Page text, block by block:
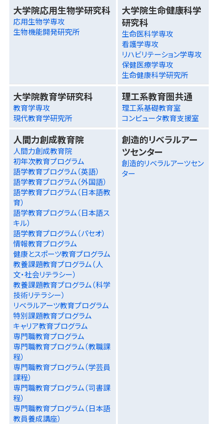
大学院応用生物学研究科
応用生物学専攻
生物機能開発研究所
大学院生命健康科学
研究科
生命医科学専攻
看護学専攻
リハビリテーション学専攻
保健医療学専攻
生命健康科学研究所
大学院教育学研究科
教育学専攻
現代教育学研究所
理工系教育圏共通
理工系基礎教育室
コンピュータ教育支援室
人間力創成教育院
人間力創成教育院
初年次教育プログラム
語学教育プログラム（英語）
語学教育プログラム（外国語）
語学教育プログラム（日本語教
育）
語学教育プログラム（日本語ス
キル）
語学教育プログラム（パセオ）
情報教育プログラム
健康とスポーツ教育プログラム
教養課題教育プログラム（人
文・社会リテラシー）
教養課題教育プログラム（科学
技術リテラシー）
リベラルアーツ教育プログラム
特別課題教育プログラム
キャリア教育プログラム
専門職教育プログラム
専門職教育プログラム（教職課
程）
専門職教育プログラム（学芸員
課程）
専門職教育プログラム（司書課
程）
専門職教育プログラム（日本語
教員養成講座）
創造的リベラルアー
ツセンター
創造的リベラルアーツセン
ター